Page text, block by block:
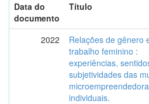
Data do
documento
Título
2022
Relações de gênero
trabalho feminino :
experiências,
subjetividades das
individuais.